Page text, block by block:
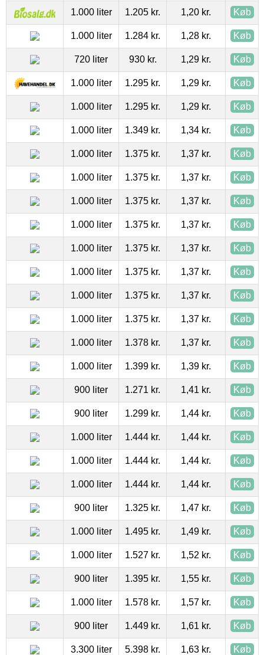
1.000 liter 1.205 kr. 1,20 kr. Køb
1.000 liter 1.284 kr. 1,28 kr. Køb
720 liter 930 kr. 1,29 kr. Køb
1.000 liter 1.295 kr. 1,29 kr. Køb
1.000 liter 1.295 kr. 1,29 kr. Køb
1.000 liter 1.349 kr. 1,34 kr. Køb
1.000 liter 1.375 kr. 1,37 kr. Køb
1.000 liter 1.375 kr. 1,37 kr. Køb
1.000 liter 1.375 kr. 1,37 kr. Køb
1.000 liter 1.375 kr. 1,37 kr. Køb
1.000 liter 1.375 kr. 1,37 kr. Køb
1.000 liter 1.375 kr. 1,37 kr. Køb
1.000 liter 1.375 kr. 1,37 kr. Køb
1.000 liter 1.375 kr. 1,37 kr. Køb
1.000 liter 1.378 kr. 1,37 kr. Køb
1.000 liter 1.399 kr. 1,39 kr. Køb
900 liter 1.271 kr. 1,41 kr. Køb
900 liter 1.299 kr. 1,44 kr. Køb
1.000 liter 1.444 kr. 1,44 kr. Køb
1.000 liter 1.444 kr. 1,44 kr. Køb
1.000 liter 1.444 kr. 1,44 kr. Køb
900 liter 1.325 kr. 1,47 kr. Køb
1.000 liter 1.495 kr. 1,49 kr. Køb
1.000 liter 1.527 kr. 1,52 kr. Køb
900 liter 1.395 kr. 1,55 kr. Køb
1.000 liter 1.578 kr. 1,57 kr. Køb
900 liter 1.449 kr. 1,61 kr. Køb
3.300 liter 5.398 kr. 1,63 kr. Køb